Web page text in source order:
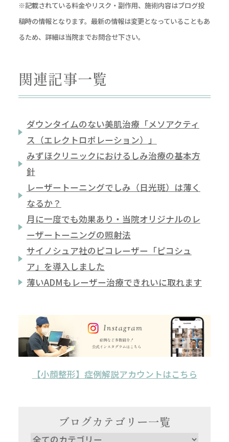
※記載されている料金やリスク・副作用、施術内容はブログ投
稿時の情報となります。最新の情報は変更となっていることもあ
るため、詳細は当院までお問合せ下さい。
関連記事一覧
ダウンタイムのない美肌治療「メソアクティ
ス（エレクトロポレーション）」
みずほクリニックにおけるしみ治療の基本方
針
レーザートーニングでしみ（日光斑）は薄く
なるか？
月に一度でも効果あり・当院オリジナルのレ
ーザートーニングの照射法
サイノシュア社のピコレーザー「ピコシュ
ア」を導入しました
薄いADMもレーザー治療できれいに取れます
【小顔整形】症例解説アカウントはこちら
ブログカテゴリー一覧